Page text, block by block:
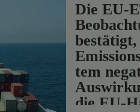
Die EU-
bestätigt,
tem
die EU-